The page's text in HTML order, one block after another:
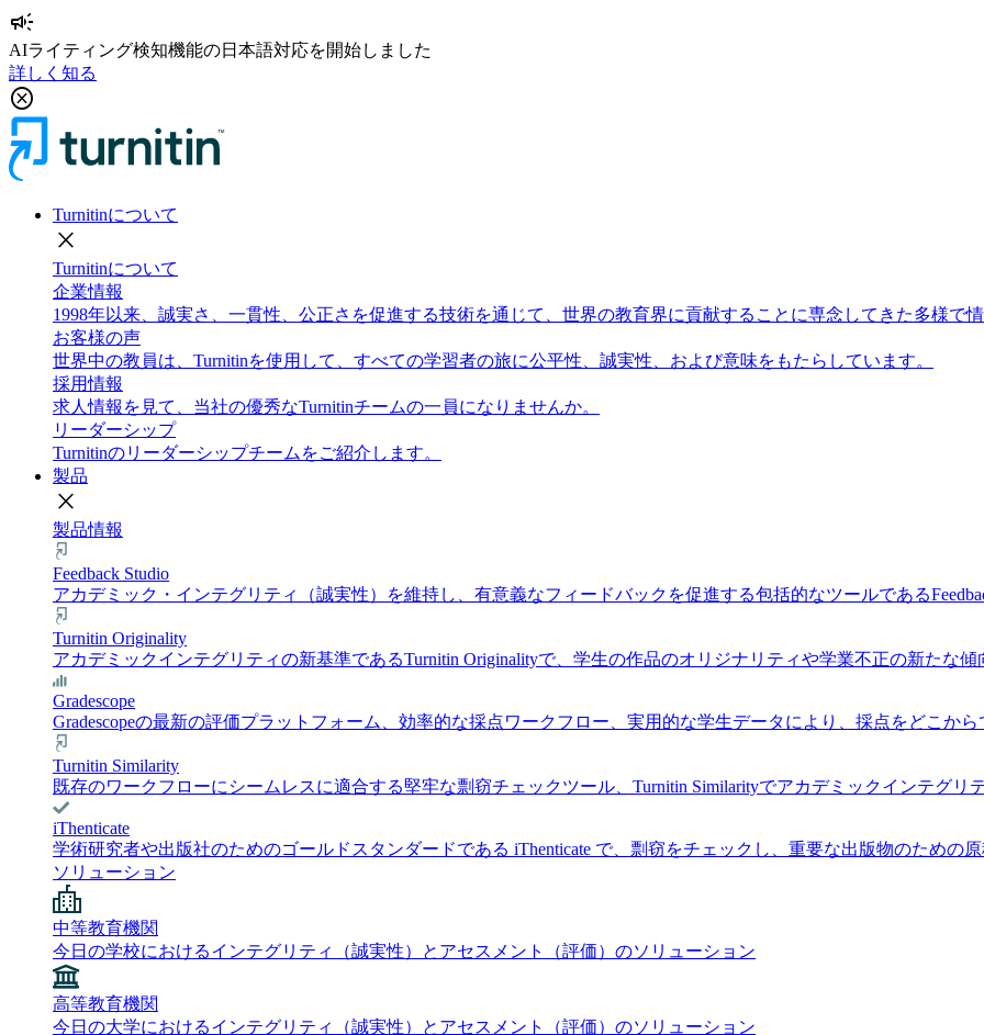
campaign
AIライティング検知機能の日本語対応を開始しました
詳しく知る
cancel
Turnitinについて
close
Turnitinについて
企業情報
1998年以来、誠実さ、一貫性、公正さを促進する技術を通じて、世界の教育界に貢献することに専念してきた多様で
お客様の声
世界中の教員は、Turnitinを使用して、すべての学習者の旅に公平性、誠実性、および意味をもたらしています。
採用情報
求人情報を見て、当社の優秀なTurnitinチームの一員になりませんか。
リーダーシップ
Turnitinのリーダーシップチームをご紹介します。
製品
close
製品情報
Feedback Studio
アカデミック・インテグリティ（誠実性）を維持し、有意義なフィードバックを促進する包括的なツールである
Turnitin Originality
アカデミックインテグリティの新基準であるTurnitin Originalityで、学生の作品のオリジナリティや学業不正の新たな傾
Gradescope
Gradescopeの最新の評価プラットフォーム、効率的な採点ワークフロー、実用的な学生データにより、採点をどこか
Turnitin Similarity
既存のワークフローにシームレスに適合する堅牢な剽窃チェックツール、Turnitin Similarityでアカデミックインテグリ
iThenticate
学術研究者や出版社のためのゴールドスタンダードである iThenticate で、剽窃をチェックし、重要な出版物のための原
ソリューション
中等教育機関
今日の学校におけるインテグリティ（誠実性）とアセスメント（評価）のソリューション
高等教育機関
今日の大学におけるインテグリティ（誠実性）とアセスメント（評価）のソリューション